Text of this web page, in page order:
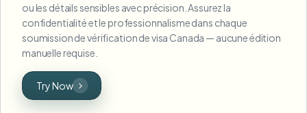
ou les détails sensibles avec précision. Assurez la
confidentialité et le professionnalisme dans chaque
soumission de vérification de visa Canada — aucune édition
manuelle requise.
Try Now